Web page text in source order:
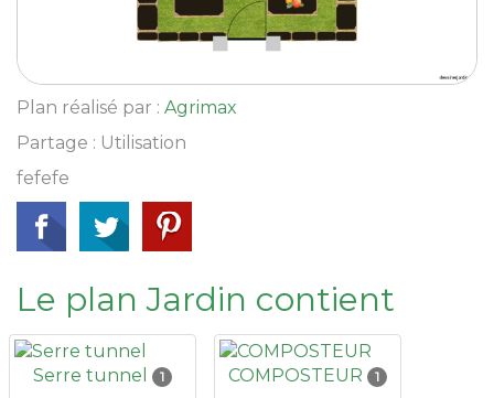
Plan réalisé par : Agrimax
Partage : Utilisation
fefefe
Le plan Jardin contient
Serre tunnel 1 COMPOSTEUR 1